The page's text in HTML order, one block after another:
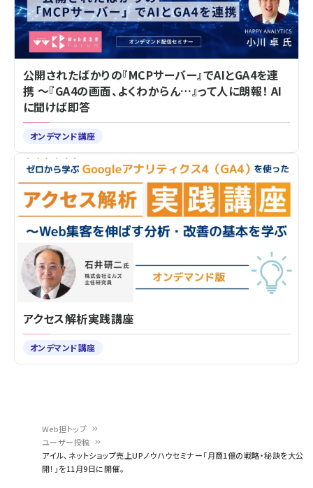
Web担トップ
ユーザー投稿
アイル、ネットショップ売上UPノウハウセミナー「月商1億の戦略・秘訣を大公
開！」を11月9日に開催。
公開されたばかりの『MCPサーバー』でAIとGA4を連
携 ～『GA4の画面、よくわからん…』って人に朗報！ AI
に聞けば即答
オンデマンド講座
アクセス解析実践講座
オンデマンド講座